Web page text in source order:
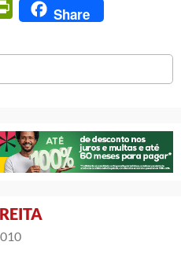
PrintFriendly
Share